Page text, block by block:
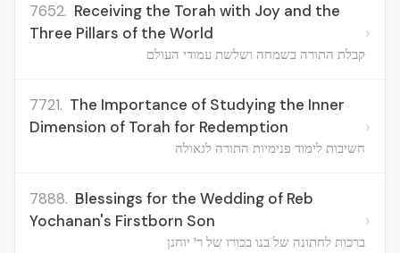
7652. Receiving the Torah with Joy and the
Three Pillars of the World
קבלת התורה בשמחה ושלשת עמודי העולם
›
7721. The Importance of Studying the Inner
Dimension of Torah for Redemption
חשיבות לימוד פנימיות התורה לגאולה
›
7888. Blessings for the Wedding of Reb
Yochanan's Firstborn Son
ברכות לחתונה של בנו בכורו של ר' יוחנן
›